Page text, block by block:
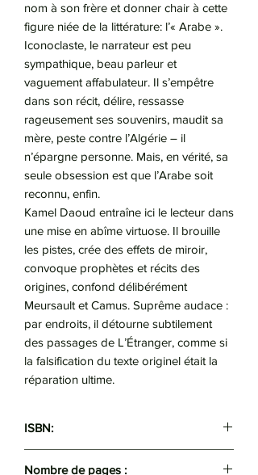
nom à son frère et donner chair à cette
figure niée de la littérature: l’« Arabe ».
Iconoclaste, le narrateur est peu
sympathique, beau parleur et
vaguement affabulateur. Il s’empêtre
dans son récit, délire, ressasse
rageusement ses souvenirs, maudit sa
mère, peste contre l’Algérie – il
n’épargne personne. Mais, en vérité, sa
seule obsession est que l’Arabe soit
reconnu, enfin.
Kamel Daoud entraîne ici le lecteur dans
une mise en abîme virtuose. Il brouille
les pistes, crée des effets de miroir,
convoque prophètes et récits des
origines, confond délibérément
Meursault et Camus. Suprême audace :
par endroits, il détourne subtilement
des passages de L’Étranger, comme si
la falsification du texte originel était la
réparation ultime.
ISBN:
Nombre de pages :